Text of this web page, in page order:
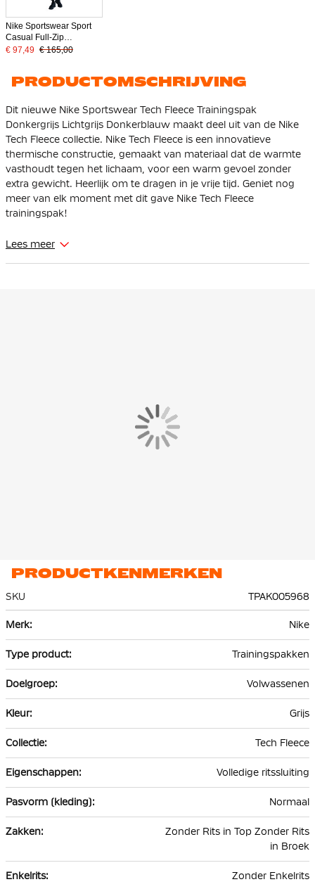
Nike Sportswear Sport
Casual Full-Zip
Trainingspak Hooded
€ 97,49 € 165,00
PRODUCTOMSCHRIJVING
Dit nieuwe Nike Sportswear Tech Fleece Trainingspak
Donkergrijs Lichtgrijs Donkerblauw maakt deel uit van de Nike
Tech Fleece collectie. Nike Tech Fleece is een innovatieve
thermische constructie, gemaakt van materiaal dat de warmte
vasthoudt tegen het lichaam, voor een warm gevoel zonder
extra gewicht. Heerlijk om te dragen in je vrije tijd. Geniet nog
meer van elk moment met dit gave Nike Tech Fleece
trainingspak!
Het Nike Tech Fleece trainingspak heeft een vest met een
In het Nike Tech Fleece trainingspak zijn meerdere zakken
aanwezig. De broek is uitgerust met een open steekzak en een
ritszak, het vest heeft twee ritszakken. Erg handig om je spullen
overal veilig mee te nemen. Het capuchon biedt extra dekking
Lees meer
PRODUCTKENMERKEN
SKU
TPAK005968
informatie
Nike
Trainingspakken
Volwassenen
Grijs
Tech Fleece
Volledige ritssluiting
Normaal
Zonder Rits in Top Zonder Rits
in Broek
Zonder Enkelrits